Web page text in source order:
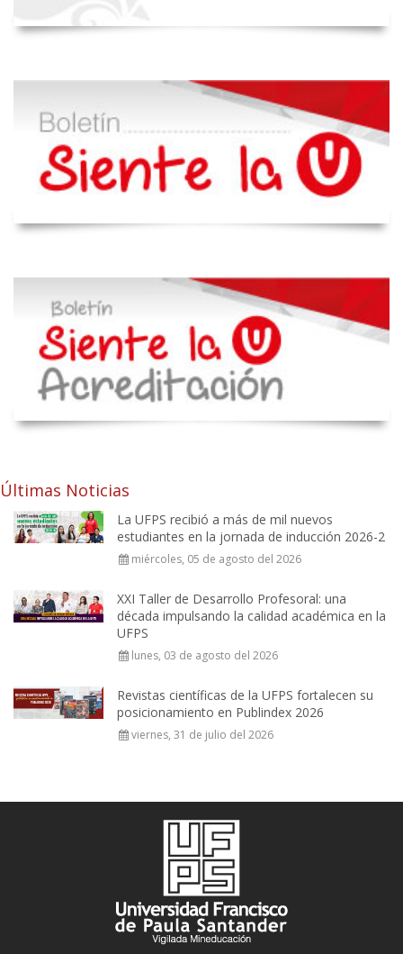
Últimas Noticias
La UFPS recibió a más de mil nuevos
estudiantes en la jornada de inducción 2026-2
miércoles, 05 de agosto del 2026
XXI Taller de Desarrollo Profesoral: una
década impulsando la calidad académica en la
UFPS
lunes, 03 de agosto del 2026
Revistas científicas de la UFPS fortalecen su
posicionamiento en Publindex 2026
viernes, 31 de julio del 2026